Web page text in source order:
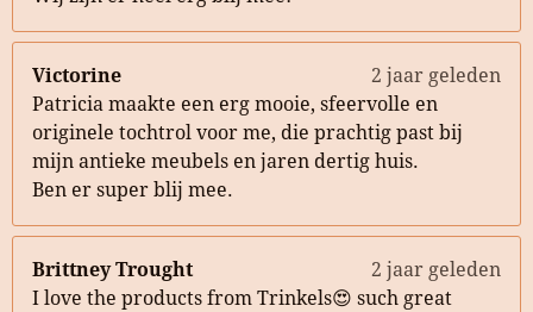
Victorine
2 jaar geleden
Patricia maakte een erg mooie, sfeervolle en
originele tochtrol voor me, die prachtig past bij
mijn antieke meubels en jaren dertig huis.
Ben er super blij mee.
Brittney Trought
2 jaar geleden
I love the products from Trinkels😍 such great